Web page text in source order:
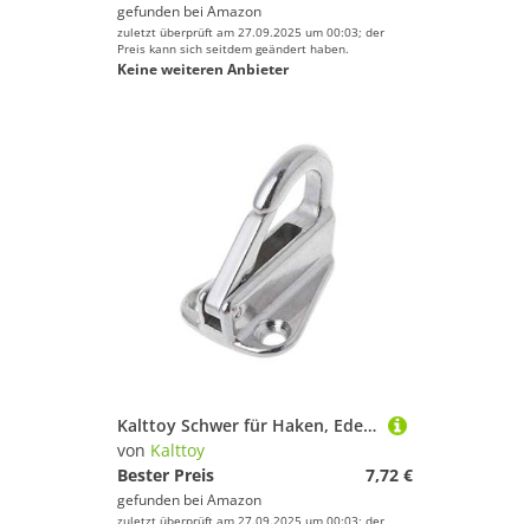
gefunden bei Amazon
zuletzt überprüft am 27.09.2025 um 00:03; der
Preis kann sich seitdem geändert haben.
Keine weiteren Anbieter
Kalttoy Schwer für Haken, Edelstahl, für Kleiderbügel, Marine-Federverschluss
von Kalttoy
Bester Preis
7,72 €
gefunden bei Amazon
zuletzt überprüft am 27.09.2025 um 00:03; der